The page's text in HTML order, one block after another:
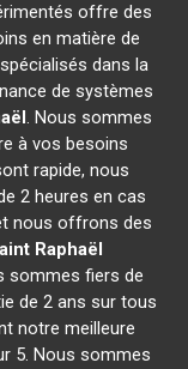
offre des
en matière de
dans la
de systèmes
. Nous sommes
à vos besoins
rapide, nous
2 heures en cas
nous offrons des
Raphaël
sommes fiers de
de 2 ans sur tous
notre meilleure
5. Nous sommes